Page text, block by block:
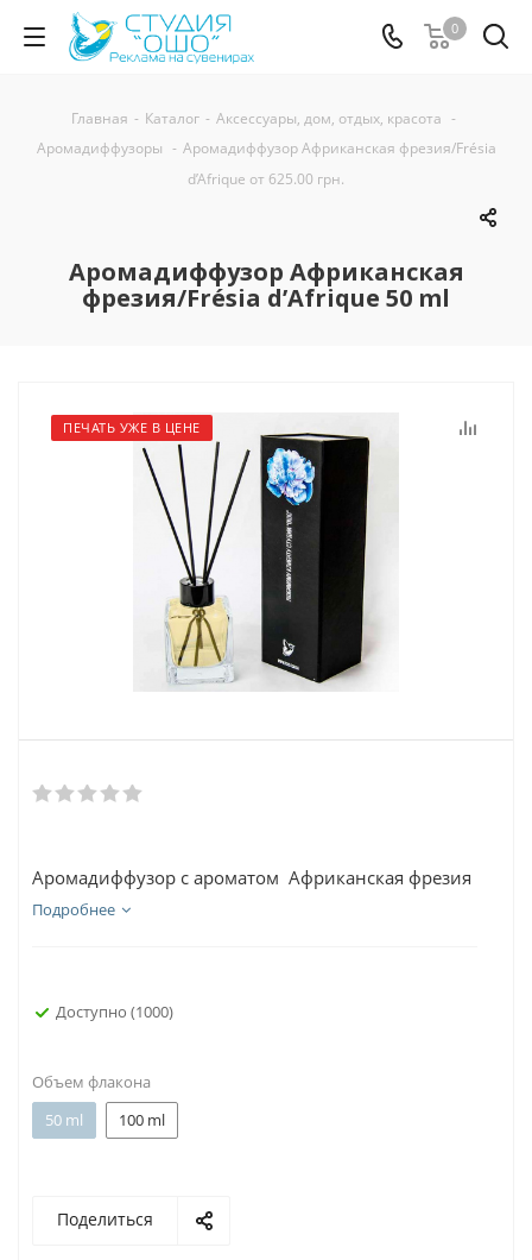
0
Главная - Каталог - Аксессуары, дом, отдых, красота -
Аромадиффузоры - Аромадиффузор Африканская фрезия/Frésia
d’Afrique от 625.00 грн.
Аромадиффузор Африканская
фрезия/Frésia d’Afrique 50 ml
ПЕЧАТЬ УЖЕ В ЦЕНЕ
Аромадиффузор с ароматом Африканская фрезия
Подробнее
Доступно (1000)
Объем флакона
50 ml
100 ml
Поделиться